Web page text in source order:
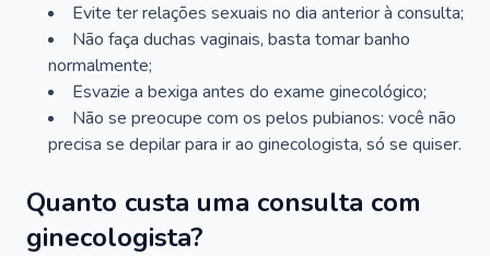
Evite ter relações sexuais no dia anterior à consulta;
Não faça duchas vaginais, basta tomar banho
normalmente;
Esvazie a bexiga antes do exame ginecológico;
Não se preocupe com os pelos pubianos: você não
precisa se depilar para ir ao ginecologista, só se quiser.
Quanto custa uma consulta com
ginecologista?